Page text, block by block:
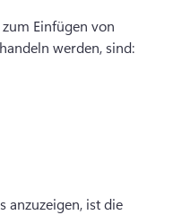
Einfügen von
werden, sind:
anzuzeigen, ist die